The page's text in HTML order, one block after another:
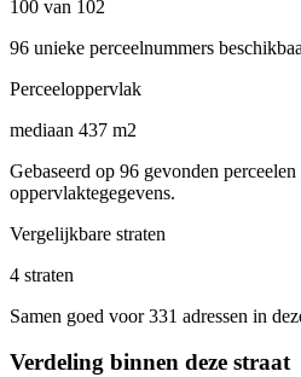
100 van 102
96 unieke perceelnummers
Perceeloppervlak
mediaan 437 m2
Gebaseerd op 96 gevonden
oppervlaktegegevens.
Vergelijkbare straten
4 straten
Samen goed voor 331 adressen in
Verdeling binnen deze straat